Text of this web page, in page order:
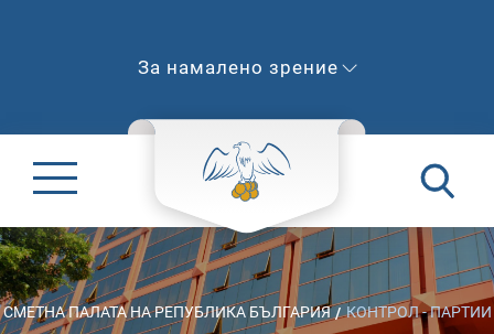
За намалено зрение
СМЕТНА ПАЛАТА НА РЕПУБЛИКА БЪЛГАРИЯ КОНТРОЛ - ПАРТИИ